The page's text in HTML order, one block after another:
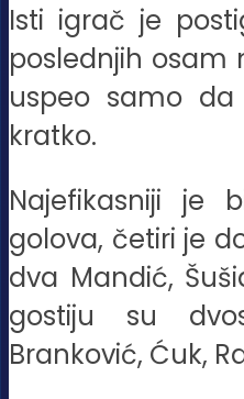
Isti igrač je
poslednjih osam
uspeo samo
kratko.
Najefikasniji je
golova, četiri je
dva Mandić,
gostiju su
Branković, Ćuk,